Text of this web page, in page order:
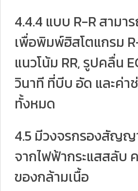
4.4.4 แบบ R-R สามา
เพื่อพิมพ์ฮิสโตแกรม
แนวโน้ม RR, รูปคลื่น
วินาที ที่บีบ อัด และค่า
ทั้งหมด
4.5 มีวงจรกรองสัญ
จากไฟฟ้ากระแสสลับ
ของกล้ามเนื้อ